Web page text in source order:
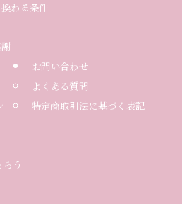
わる条件
う
お問い合わせ
よくある質問
特定商取引法に基づく表記